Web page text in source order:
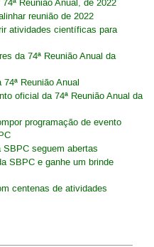
Reunião Anual, de 2022
reunião de 2022
atividades científicas para
da 74ª Reunião Anual da
Reunião Anual
oficial da 74ª Reunião Anual da
programação de evento
SBPC seguem abertas
SBPC e ganhe um brinde
centenas de atividades